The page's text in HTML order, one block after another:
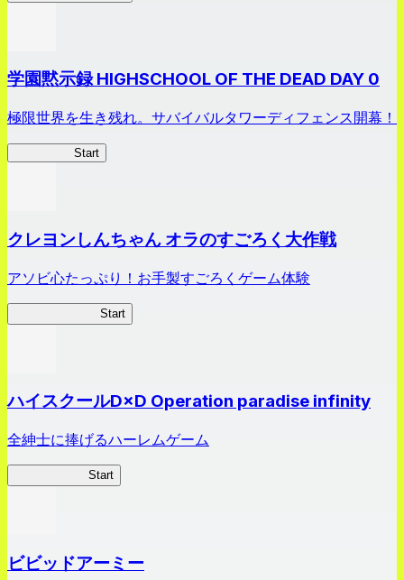
学園黙示録 HIGHSCHOOL OF THE DEAD DAY 0
極限世界を生き残れ。サバイバルタワーディフェンス開幕！
Start
クレヨンしんちゃん オラのすごろく大作戦
アソビ心たっぷり！お手製すごろくゲーム体験
Start
ハイスクールD×D Operation paradise infinity
全紳士に捧げるハーレムゲーム
Start
ビビッドアーミー